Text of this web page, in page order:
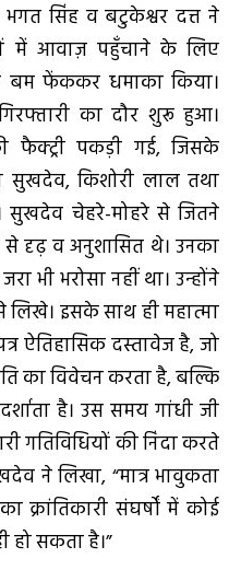
भगत सिंह व बटुकेश्वर दत्त ने
में आवाज़ पहुँचाने के लिए
बम फेंककर धमाका किया।
का दौर शुरू हुआ।
पकड़ी गई, जिसके
सुखदेव, किशोरी लाल तथा
सुखदेव चेहरे-मोहरे से जितने
दृढ़ व अनुशासित थे। उनका
भी भरोसा नहीं था। उन्होंने
इसके साथ ही महात्मा
ऐतिहासिक दस्तावेज है, जो
का विवेचन करता है, बल्कि
है। उस समय गांधी जी
गतिविधियों की निंदा करते
ने लिखा, “मात्र भावुकता
संघर्षों में कोई
हो सकता है।”